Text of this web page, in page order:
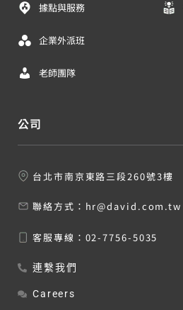
據點與服務
企業外派班
老師團隊
公司
台北市南京東路三段260號3樓
聯絡方式： hr@david.com.tw
客服專線： 02-7756-5035
連繫我們
Careers